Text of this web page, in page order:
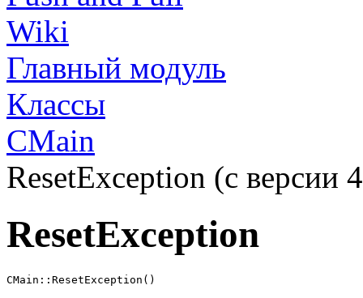
Wiki
Главный модуль
Классы
CMain
ResetException (с версии
ResetException
CMain::ResetException()